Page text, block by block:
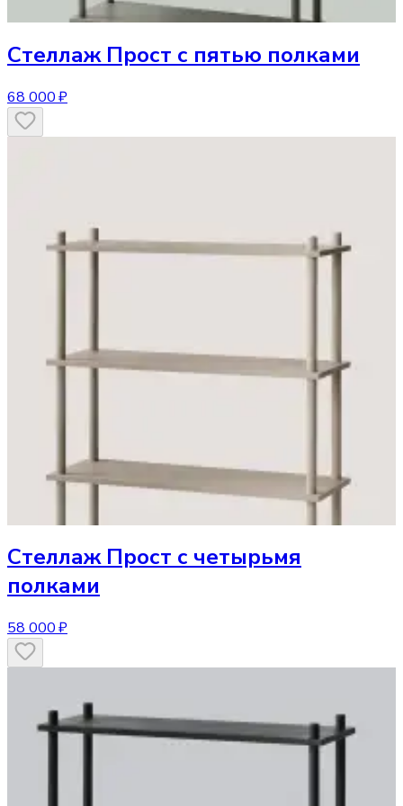
Стеллаж Прост с пятью полками
68 000 ₽
Стеллаж Прост с четырьмя
полками
58 000 ₽